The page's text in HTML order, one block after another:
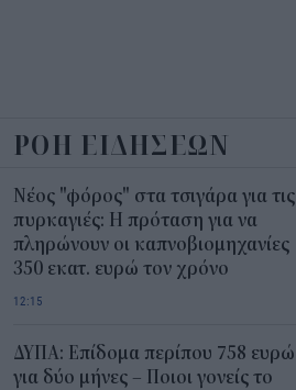
ΡΟΗ ΕΙΔΗΣΕΩΝ
Νέος "φόρος" στα τσιγάρα για τις
πυρκαγιές: Η πρόταση για να
πληρώνουν οι καπνοβιομηχανίες
350 εκατ. ευρώ τον χρόνο
12:15
ΔΥΠΑ: Επίδομα περίπου 758 ευρώ
για δύο μήνες – Ποιοι γονείς το